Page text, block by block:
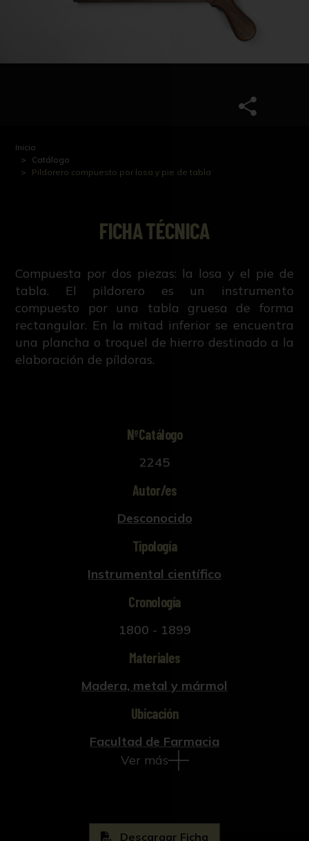
Inicio
Catálogo
Pildorero compuesto por losa y pie de tabla
FICHA TÉCNICA
Compuesta por dos piezas: la losa y el pie de
tabla. El pildorero es un instrumento
compuesto por una tabla gruesa de forma
rectangular. En la mitad inferior se encuentra
una plancha o troquel de hierro destinado a la
elaboración de píldoras.
NºCatálogo
2245
Autor/es
Desconocido
Tipología
Instrumental científico
Cronología
1800 - 1899
Materiales
Madera, metal y mármol
Ubicación
Facultad de Farmacia
Ver más
Descargar Ficha